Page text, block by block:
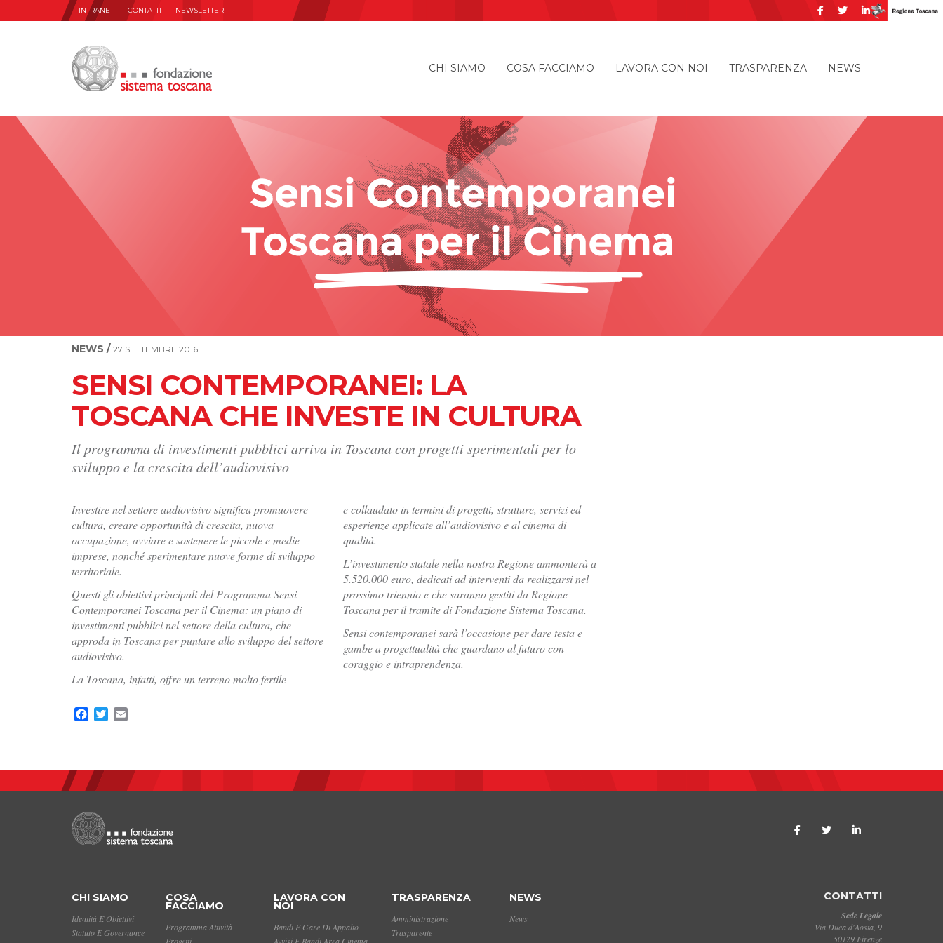
INTRANET CONTATTI NEWSLETTER
CHI SIAMO COSA FACCIAMO LAVORA CON NOI TRASPARENZA NEWS
NEWS / 27 SETTEMBRE 2016
SENSI CONTEMPORANEI: LA
TOSCANA CHE INVESTE IN CULTURA
Il programma di investimenti pubblici arriva in Toscana con progetti sperimentali per lo
sviluppo e la crescita dell’audiovisivo
Investire nel settore audiovisivo significa promuovere
cultura, creare opportunità di crescita, nuova
occupazione, avviare e sostenere le piccole e medie
imprese, nonché sperimentare nuove forme di sviluppo
territoriale.
Questi gli obiettivi principali del Programma Sensi
Contemporanei Toscana per il Cinema: un piano di
investimenti pubblici nel settore della cultura, che
approda in Toscana per puntare allo sviluppo del settore
audiovisivo.
La Toscana, infatti, offre un terreno molto fertile
e collaudato in termini di progetti, strutture, servizi ed
esperienze applicate all’audiovisivo e al cinema di
qualità.
L’investimento statale nella nostra Regione ammonterà a
5.520.000 euro, dedicati ad interventi da realizzarsi nel
prossimo triennio e che saranno gestiti da Regione
Toscana per il tramite di Fondazione Sistema Toscana.
Sensi contemporanei sarà l’occasione per dare testa e
gambe a progettualità che guardano al futuro con
coraggio e intraprendenza.
Facebook
Twitter
CHI SIAMO
Identità E Obiettivi
Statuto E Governance
COSA
FACCIAMO
Programma Attività
Progetti
LAVORA CON
NOI
Bandi E Gare Di Appalto
Avvisi E Bandi Area Cinema
TRASPARENZA
Amministrazione
Trasparente
NEWS
News
CONTATTI
Sede Legale
Via Duca d'Aosta, 9
50129 Firenze